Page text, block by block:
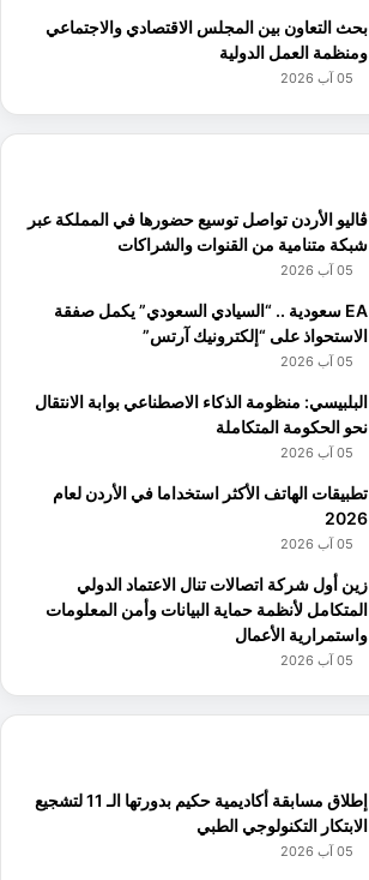
بحث التعاون بين المجلس الاقتصادي والاجتماعي
ومنظمة العمل الدولية
05 آب 2026
ڤاليو الأردن تواصل توسيع حضورها في المملكة عبر
شبكة متنامية من القنوات والشراكات
05 آب 2026
EA سعودية .. “السيادي السعودي” يكمل صفقة
الاستحواذ على “إلكترونيك آرتس”
05 آب 2026
البلبيسي: منظومة الذكاء الاصطناعي بوابة الانتقال
نحو الحكومة المتكاملة
05 آب 2026
تطبيقات الهاتف الأكثر استخداما في الأردن لعام
2026
05 آب 2026
زين أول شركة اتصالات تنال الاعتماد الدولي
المتكامل لأنظمة حماية البيانات وأمن المعلومات
واستمرارية الأعمال
05 آب 2026
إطلاق مسابقة أكاديمية حكيم بدورتها الـ 11 لتشجيع
الابتكار التكنولوجي الطبي
05 آب 2026